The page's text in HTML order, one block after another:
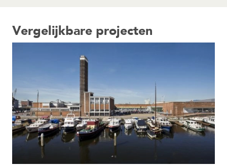
Vergelijkbare projecten